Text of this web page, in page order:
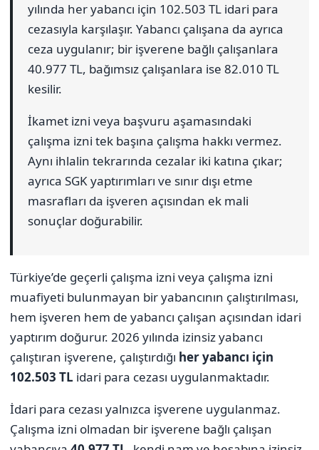
yılında her yabancı için 102.503 TL idari para
cezasıyla karşılaşır. Yabancı çalışana da ayrıca
ceza uygulanır; bir işverene bağlı çalışanlara
40.977 TL, bağımsız çalışanlara ise 82.010 TL
kesilir.
İkamet izni veya başvuru aşamasındaki
çalışma izni tek başına çalışma hakkı vermez.
Aynı ihlalin tekrarında cezalar iki katına çıkar;
ayrıca SGK yaptırımları ve sınır dışı etme
masrafları da işveren açısından ek mali
sonuçlar doğurabilir.
Türkiye’de geçerli çalışma izni veya çalışma izni
muafiyeti bulunmayan bir yabancının çalıştırılması,
hem işveren hem de yabancı çalışan açısından idari
yaptırım doğurur. 2026 yılında izinsiz yabancı
çalıştıran işverene, çalıştırdığı her yabancı için
102.503 TL idari para cezası uygulanmaktadır.
İdari para cezası yalnızca işverene uygulanmaz.
Çalışma izni olmadan bir işverene bağlı çalışan